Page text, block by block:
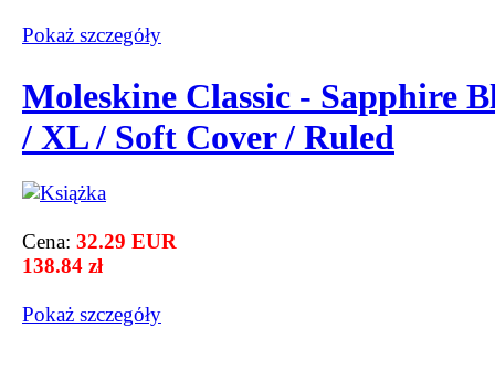
Pokaż szczegόły
Moleskine Classic - Sapphire
/ XL / Soft Cover / Ruled
Cena: 32.29 EUR
138.84 zł
Pokaż szczegόły